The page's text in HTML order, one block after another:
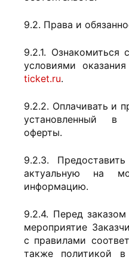
9.2. Права и
9.2.1.
условиями
ticket.ru.
9.2.2. Оплачивать и
установленный в
оферты.
9.2.3.
актуальную на
информацию.
9.2.4. Перед
мероприятие
с правилами
также политикой в